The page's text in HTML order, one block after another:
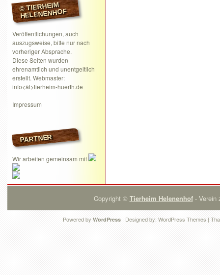
© TIERHEIM
HELENENHOF
Veröffentlichungen, auch
auszugsweise, bitte nur nach
vorheriger Absprache.
Diese Seiten wurden
ehrenamtlich und unentgeltlich
erstellt. Webmaster:
info<ät>tierheim-huerth.de
Impressum
PARTNER
Wir arbeiten gemeinsam mit
Copyright © Tierheim Helenenhof- Verein
Powered by WordPress | Designed by: WordPress Themes |